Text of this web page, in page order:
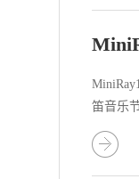
王凯致
笛音乐节